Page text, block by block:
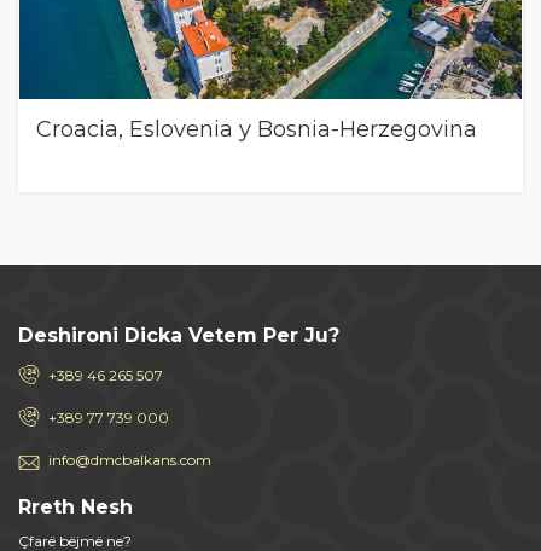
Croacia, Eslovenia y Bosnia-Herzegovina
Deshironi Dicka Vetem Per Ju?
+389 46 265 507
+389 77 739 000
info@dmcbalkans.com
Rreth Nesh
Çfarë bëjmë ne?